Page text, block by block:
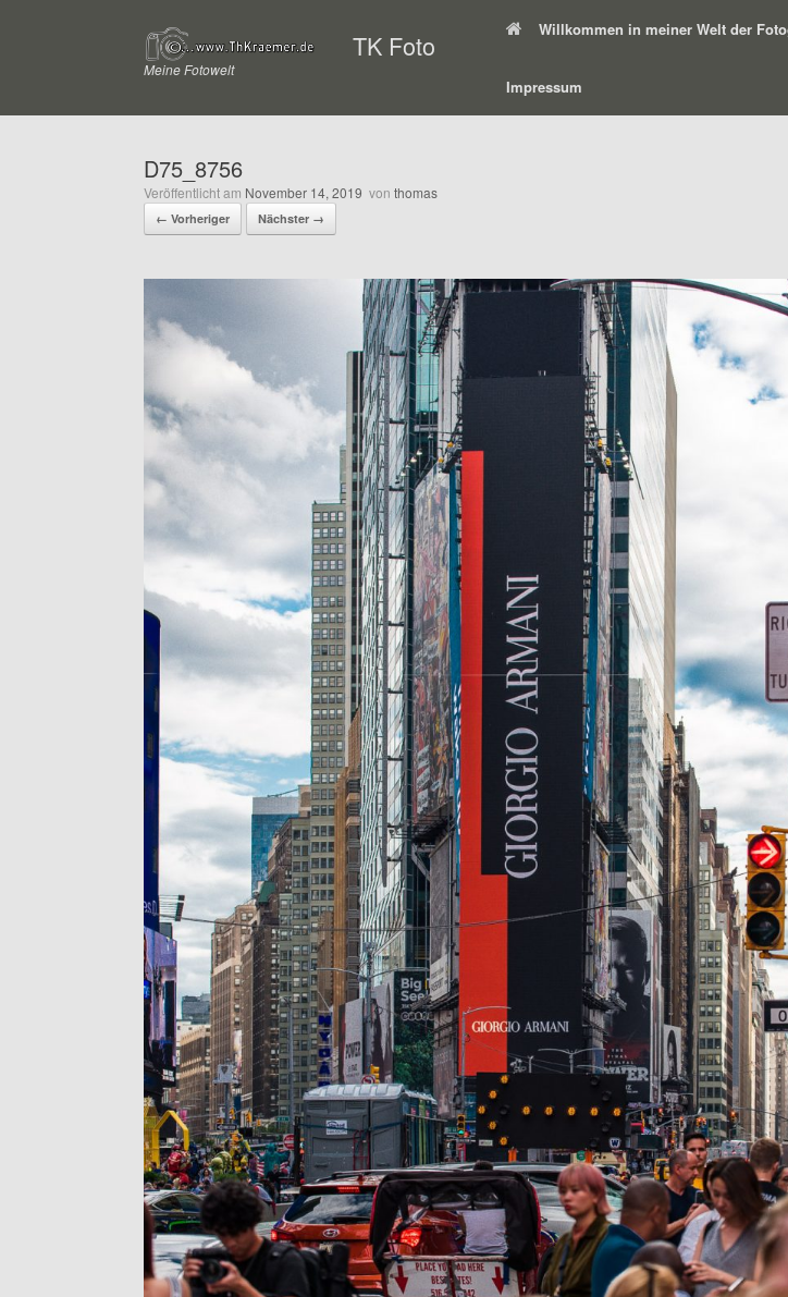
TK Foto
Meine Fotowelt
Willkommen in meiner Welt der
Impressum
D75_8756
Veröffentlicht am November 14, 2019 von thomas
← Vorheriger Nächster →